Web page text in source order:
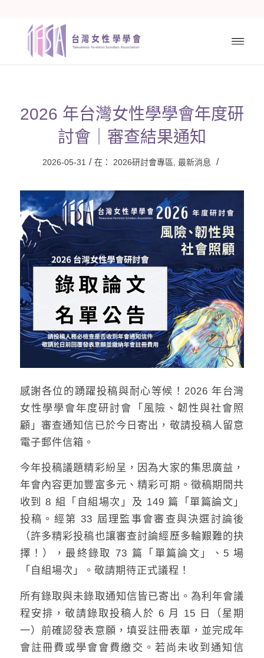
2026 年台灣女性學學會年度研
討會｜審查結果通知
2026-05-31 / 在： 2026研討會專區 最新消息 /
感謝各位的踴躍投稿與耐心等候！2026 年台灣
女性學學會年度研討會「風險、韌性與社會照
顧」審查通知信已於今日寄出，敬請投稿人留意
電子郵件信箱。
今年投稿議題精彩紛呈，因為大家的集思廣益，
年會內容更加豐富多元、精彩可期。徵稿期間共
收到 8 組「自組場次」及 149 篇「單篇論文」
投稿。經第 33 屆理監事會審查與決選討論後
（許多精彩投稿也讓審查討論經歷多輪艱難的抉
擇！），最終錄取 73 篇「單篇論文」、5 場
「自組場次」。敬請期待正式議程！
所有錄取與未錄取通知信皆已寄出。為利年會議
程安排，敬請錄取投稿人於 6 月 15 日（星期
一）前確認發表意願，填妥註冊表單，並完成年
會註冊費或學會會費繳交。若尚未收到通知信